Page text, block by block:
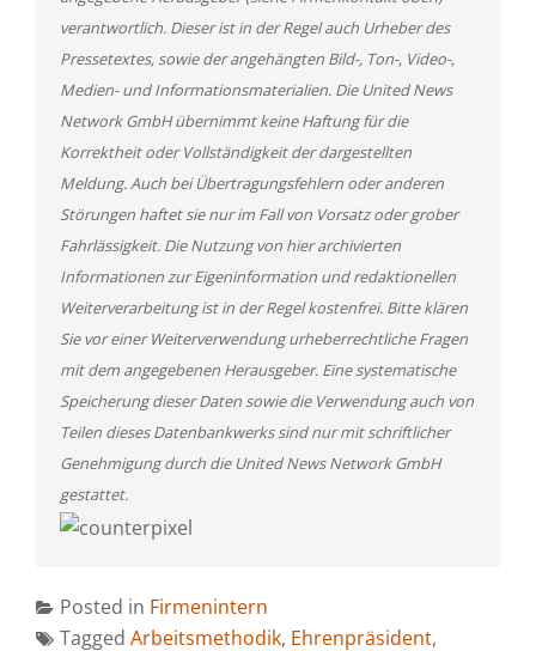
verantwortlich. Dieser ist in der Regel auch Urheber des
Pressetextes, sowie der angehängten Bild-, Ton-, Video-,
Medien- und Informationsmaterialien. Die United News
Network GmbH übernimmt keine Haftung für die
Korrektheit oder Vollständigkeit der dargestellten
Meldung. Auch bei Übertragungsfehlern oder anderen
Störungen haftet sie nur im Fall von Vorsatz oder grober
Fahrlässigkeit. Die Nutzung von hier archivierten
Informationen zur Eigeninformation und redaktionellen
Weiterverarbeitung ist in der Regel kostenfrei. Bitte klären
Sie vor einer Weiterverwendung urheberrechtliche Fragen
mit dem angegebenen Herausgeber. Eine systematische
Speicherung dieser Daten sowie die Verwendung auch von
Teilen dieses Datenbankwerks sind nur mit schriftlicher
Genehmigung durch die United News Network GmbH
gestattet.
Posted in Firmenintern
Tagged Arbeitsmethodik, Ehrenpräsident,